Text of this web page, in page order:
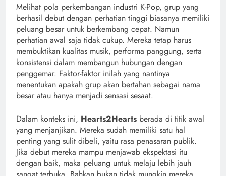
Melihat pola perkembangan industri K-Pop, grup yang
berhasil debut dengan perhatian tinggi biasanya memiliki
peluang besar untuk berkembang cepat. Namun
perhatian awal saja tidak cukup. Mereka tetap harus
membuktikan kualitas musik, performa panggung, serta
konsistensi dalam membangun hubungan dengan
penggemar. Faktor-faktor inilah yang nantinya
menentukan apakah grup akan bertahan sebagai nama
besar atau hanya menjadi sensasi sesaat.
Dalam konteks ini, Hearts2Hearts berada di titik awal
yang menjanjikan. Mereka sudah memiliki satu hal
penting yang sulit dibeli, yaitu rasa penasaran publik.
Jika debut mereka mampu menjawab ekspektasi itu
dengan baik, maka peluang untuk melaju lebih jauh